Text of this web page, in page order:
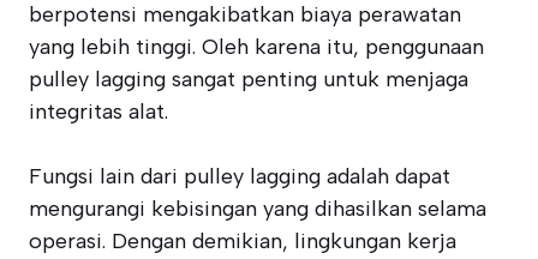
berpotensi mengakibatkan biaya perawatan
yang lebih tinggi. Oleh karena itu, penggunaan
pulley lagging sangat penting untuk menjaga
integritas alat.
Fungsi lain dari pulley lagging adalah dapat
mengurangi kebisingan yang dihasilkan selama
operasi. Dengan demikian, lingkungan kerja